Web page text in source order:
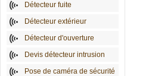
Détecteur fuite
Détecteur extérieur
Détecteur d'ouverture
Devis détecteur intrusion
Pose de caméra de sécurité